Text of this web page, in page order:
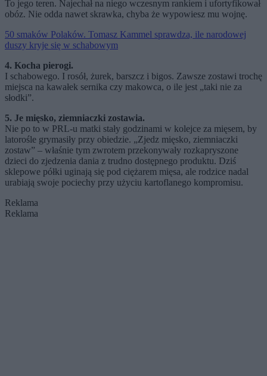
To jego teren. Najechał na niego wczesnym rankiem i ufortyfikował
obóz. Nie odda nawet skrawka, chyba że wypowiesz mu wojnę.
50 smaków Polaków. Tomasz Kammel sprawdza, ile narodowej
duszy kryje się w schabowym
4. Kocha pierogi.
I schabowego. I rosół, żurek, barszcz i bigos. Zawsze zostawi trochę
miejsca na kawałek sernika czy makowca, o ile jest „taki nie za
słodki”.
5. Je mięsko, ziemniaczki zostawia.
Nie po to w PRL-u matki stały godzinami w kolejce za mięsem, by
latorośle grymasiły przy obiedzie. „Zjedz mięsko, ziemniaczki
zostaw” – właśnie tym zwrotem przekonywały rozkapryszone
dzieci do zjedzenia dania z trudno dostępnego produktu. Dziś
sklepowe półki uginają się pod ciężarem mięsa, ale rodzice nadal
urabiają swoje pociechy przy użyciu kartoflanego kompromisu.
Reklama
Reklama